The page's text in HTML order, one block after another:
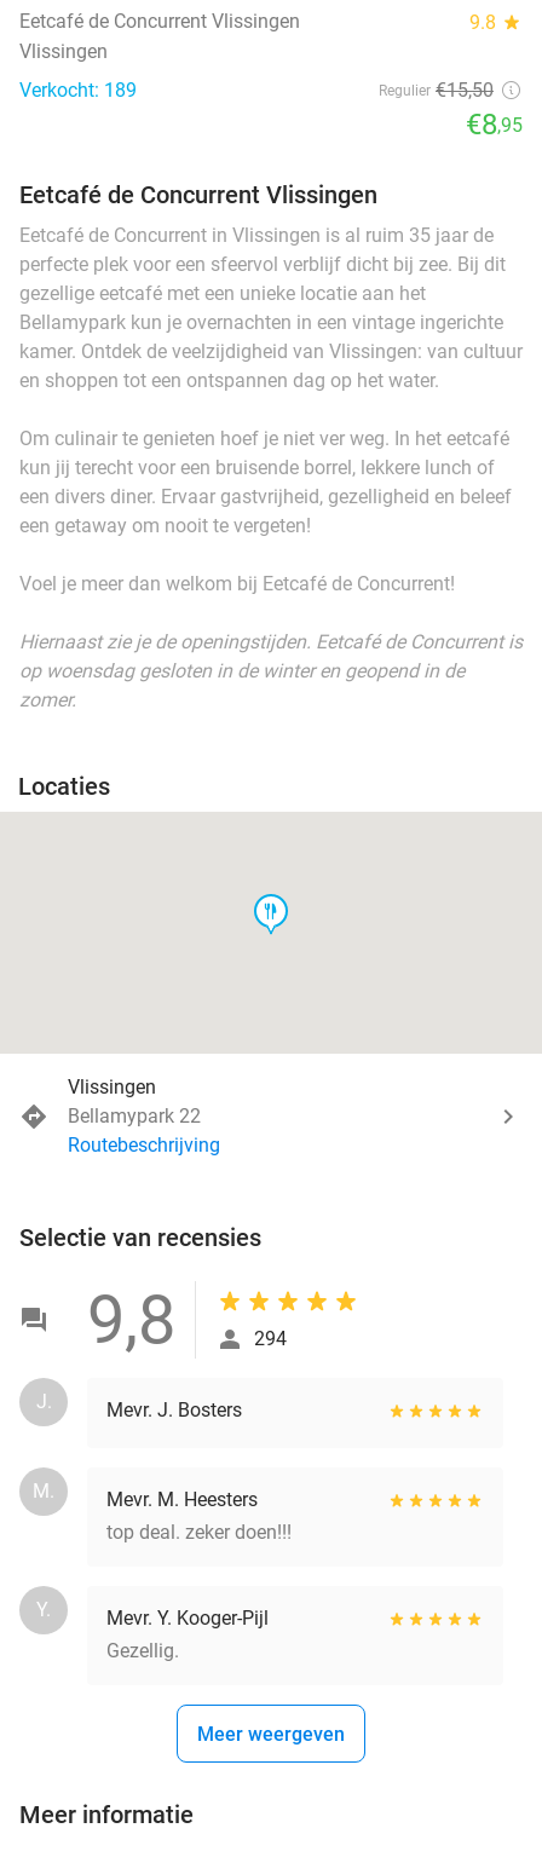
Eetcafé de Concurrent Vlissingen 9.8 star
Vlissingen
Verkocht: 189
Regulier €15,50
€8,95
Eetcafé de Concurrent Vlissingen
Eetcafé de Concurrent in Vlissingen is al ruim 35 jaar de
perfecte plek voor een sfeervol verblijf dicht bij zee. Bij dit
gezellige eetcafé met een unieke locatie aan het
Bellamypark kun je overnachten in een vintage ingerichte
kamer. Ontdek de veelzijdigheid van Vlissingen: van cultuur
en shoppen tot een ontspannen dag op het water.
Om culinair te genieten hoef je niet ver weg. In het eetcafé
kun jij terecht voor een bruisende borrel, lekkere lunch of
een divers diner. Ervaar gastvrijheid, gezelligheid en beleef
een getaway om nooit te vergeten!
Voel je meer dan welkom bij Eetcafé de Concurrent!
Hiernaast zie je de openingstijden. Eetcafé de Concurrent is
op woensdag gesloten in de winter en geopend in de
zomer.
Locaties
food
Vlissingen
Bellamypark 22
Routebeschrijving
Selectie van recensies
9,8 294
J. Mevr. J. Bosters
M.
Mevr. M. Heesters
top deal. zeker doen!!!
Y.
Mevr. Y. Kooger-Pijl
Gezellig.
Meer weergeven
Meer informatie